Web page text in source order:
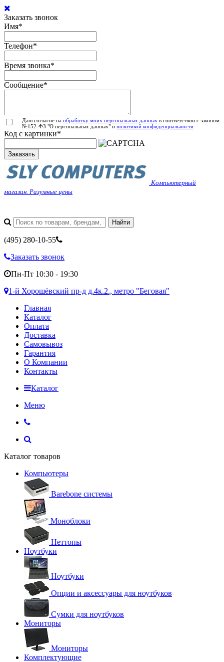
Заказать звонок
Имя*
Телефон*
Время звонка*
Сообщение*
Даю согласие на обработку моих персональных данных в соответствии с законом
№152-ФЗ "О персональных данных" и политикой конфиденциальности
Код с картинки*
Заказать
Компьютерный
магазин. Разумные цены
(495) 280-10-55
Заказать звонок
Пн-Пт 10:30 - 19:30
1-й Хорошёвский пр-д д.4к.2., метро "Беговая"
Главная
Каталог
Оплата
Доставка
Самовывоз
Гарантия
О Компании
Контакты
Каталог
Меню
Каталог товаров
Компьютеры
Barebone системы
Моноблоки
Неттопы
Ноутбуки
Ноутбуки
Опции и аксессуары для ноутбуков
Сумки для ноутбуков
Мониторы
Мониторы
Комплектующие